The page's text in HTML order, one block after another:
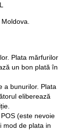
Plata mărfurilor
un bon plată în
a bunurilor. Plata
eliberează
(este nevoie
mod de plata in